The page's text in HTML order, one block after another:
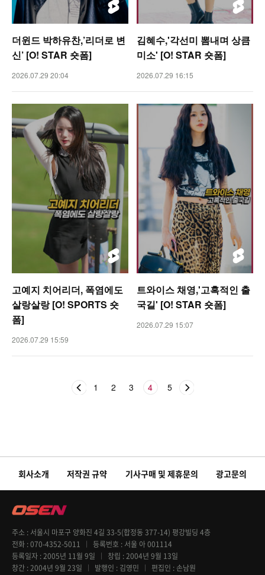
더윈드 박하유찬,’리더로 변
신’ [O! STAR 숏폼]
2026.07.29 20:04
김혜수,'각선미 뽐내며 상큼
미소' [O! STAR 숏폼]
2026.07.29 16:15
고예지 치어리더, 폭염에도
살랑살랑 [O! SPORTS 숏
폼]
2026.07.29 15:59
트와이스 채영,'고혹적인 출
국길' [O! STAR 숏폼]
2026.07.29 15:07
1 2 3 4 5
회사소개 저작권 규약 기사구매 및 제휴문의 광고문의
주소
서울시 마포구 양화진 4길 33-5(합정동 377-14) 평강빌딩 4층
전화 070-4352-5011 등록번호
서울 아 001114
등록일자 2005년 11월 9일 창립 2004년 9월 13일
창간 2004년 9월 23일 발행인 김영민 편집인
손남원